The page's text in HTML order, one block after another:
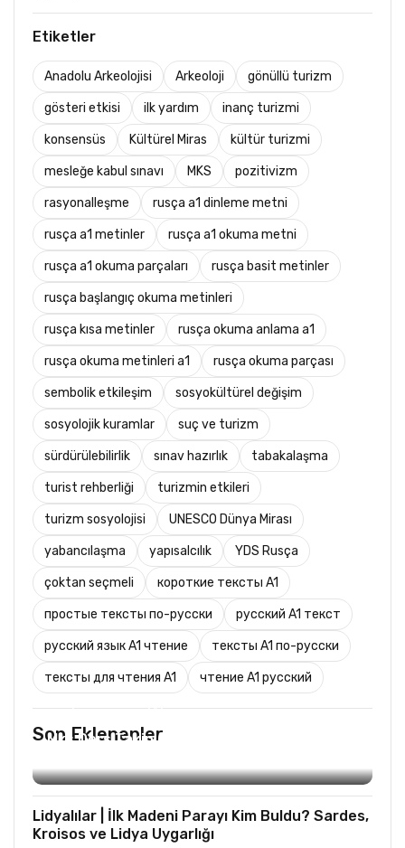
Etiketler
Anadolu Arkeolojisi Arkeoloji gönüllü turizm
gösteri etkisi ilk yardım inanç turizmi
konsensüs Kültürel Miras kültür turizmi
mesleğe kabul sınavı MKS pozitivizm
rasyonalleşme rusça a1 dinleme metni
rusça a1 metinler rusça a1 okuma metni
rusça a1 okuma parçaları rusça basit metinler
rusça başlangıç okuma metinleri
rusça kısa metinler rusça okuma anlama a1
rusça okuma metinleri a1 rusça okuma parçası
sembolik etkileşim sosyokültürel değişim
sosyolojik kuramlar suç ve turizm
sürdürülebilirlik sınav hazırlık tabakalaşma
turist rehberliği turizmin etkileri
turizm sosyolojisi UNESCO Dünya Mirası
yabancılaşma yapısalcılık YDS Rusça
çoktan seçmeli короткие тексты A1
простые тексты по-русски русский A1 текст
русский язык A1 чтение тексты A1 по-русски
тексты для чтения A1 чтение A1 русский
Son Eklenenler
Mks Ders Takip (Turizm ve Mesleki Dersler
Lidyalılar | İlk Madeni Parayı Kim Buldu? Sardes,
Kroisos ve Lidya Uygarlığı